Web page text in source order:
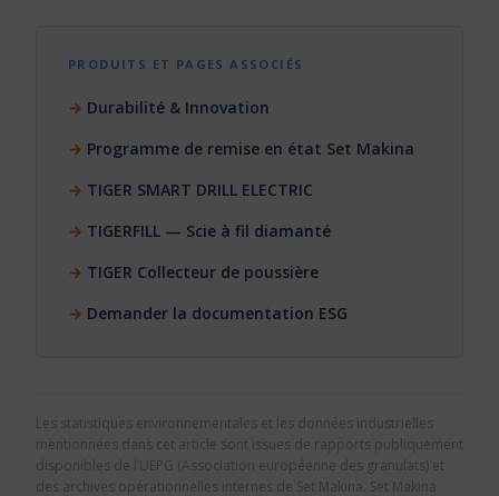
PRODUITS ET PAGES ASSOCIÉS
Durabilité & Innovation
Programme de remise en état Set Makina
TIGER SMART DRILL ELECTRIC
TIGERFILL — Scie à fil diamanté
TIGER Collecteur de poussière
Demander la documentation ESG
Les statistiques environnementales et les données industrielles
mentionnées dans cet article sont issues de rapports publiquement
disponibles de l’UEPG (Association européenne des granulats) et
des archives opérationnelles internes de Set Makina. Set Makina